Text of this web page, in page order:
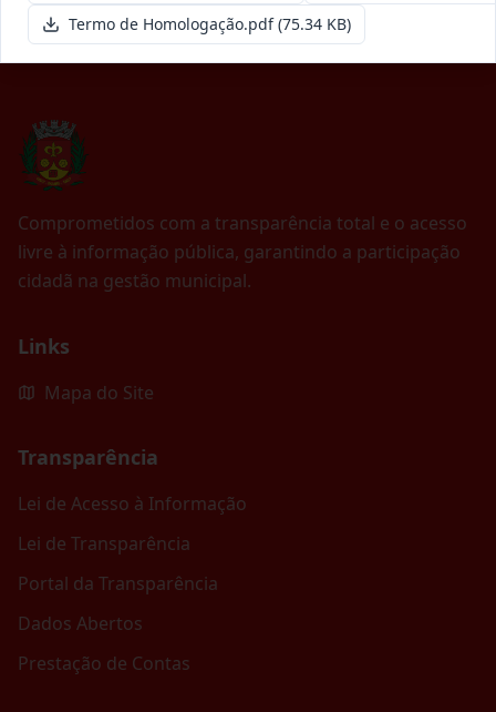
Comprometidos com a transparência total e o acesso
livre à informação pública, garantindo a participação
cidadã na gestão municipal.
Links
Mapa do Site
Transparência
Lei de Acesso à Informação
Lei de Transparência
Portal da Transparência
Dados Abertos
Prestação de Contas
Termo de Homologação.pdf(75.34 KB)